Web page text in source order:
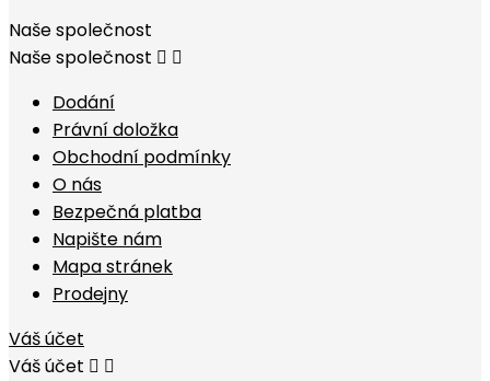
Naše společnost
Naše společnost  
Dodání
Právní doložka
Obchodní podmínky
O nás
Bezpečná platba
Napište nám
Mapa stránek
Prodejny
Váš účet
Váš účet  